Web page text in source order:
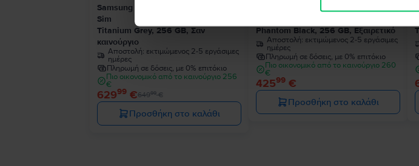
Samsung Galaxy S24 Ultra 5G Dual
Sim
Titanium Grey, 256 GB, Σαν
καινούργιο
Αποστολή: εκτιμώμενος 2-5 εργάσιμες
ημέρες
Πληρωμή σε δόσεις, με 0% επιτόκιο
Πιο οικονομικό από το καινούργιο 256
€
62999€64999€
Προσθήκη στο καλάθι
Samsung Galaxy S22 Ultra 5G Dual
Phantom Black, 256 GB, Εξαιρετικό
Αποστολή: εκτιμώμενος 2-5 εργάσιμες
ημέρες
Πληρωμή σε δόσεις, με 0% επιτόκιο
Πιο οικονομικό από το καινούργιο 260
€
42599€
Προσθήκη στο καλάθι